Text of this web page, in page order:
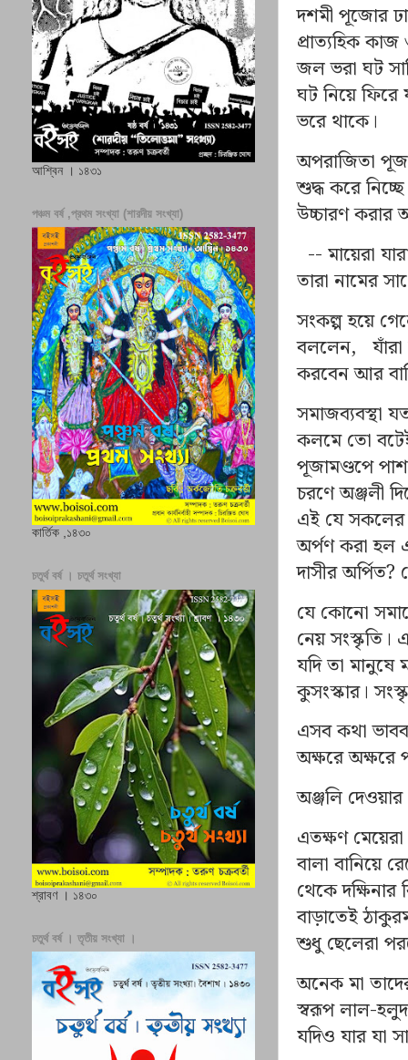
দশমী পূজোর
প্রাত্যহিক কাজ
জল ভরা ঘট
ঘট নিয়ে
ভরে থাকে।
অপরাজিতা
শুদ্ধ করে
উচ্চারণ করার
-- মায়েরা
তারা নামের
সংকল্প হয়ে
বললেন,
করবেন আর
সমাজব্যবস্থা
কলমে তো
পূজামণ্ডপে
চরণে অঞ্জলী
এই যে সকলের
অর্পণ করা হল
দাসীর অর্পিত?
যে কোনো
নেয় সংস্কৃতি।
যদি তা মানুষে
কুসংস্কার।
এসব কথা
অক্ষরে অক্ষরে
অঞ্জলি
এতক্ষণ
বালা বানিয়ে
থেকে
বাড়াতেই
শুধু ছেলেরা
অনেক মা
স্বরূপ লাল-
যদিও যার যা
আশ্বিন । ১৪৩১
পঞ্চম বর্ষ ,প্রথম সংখ্যা (শারদীয় সংখ্যা)
কার্তিক ,১৪৩০
চতুর্থ বর্ষ । চতুর্থ সংখ্যা
শ্রাবণ । ১৪৩০
চতুর্থ বর্ষ । তৃতীয় সংখ্যা ।